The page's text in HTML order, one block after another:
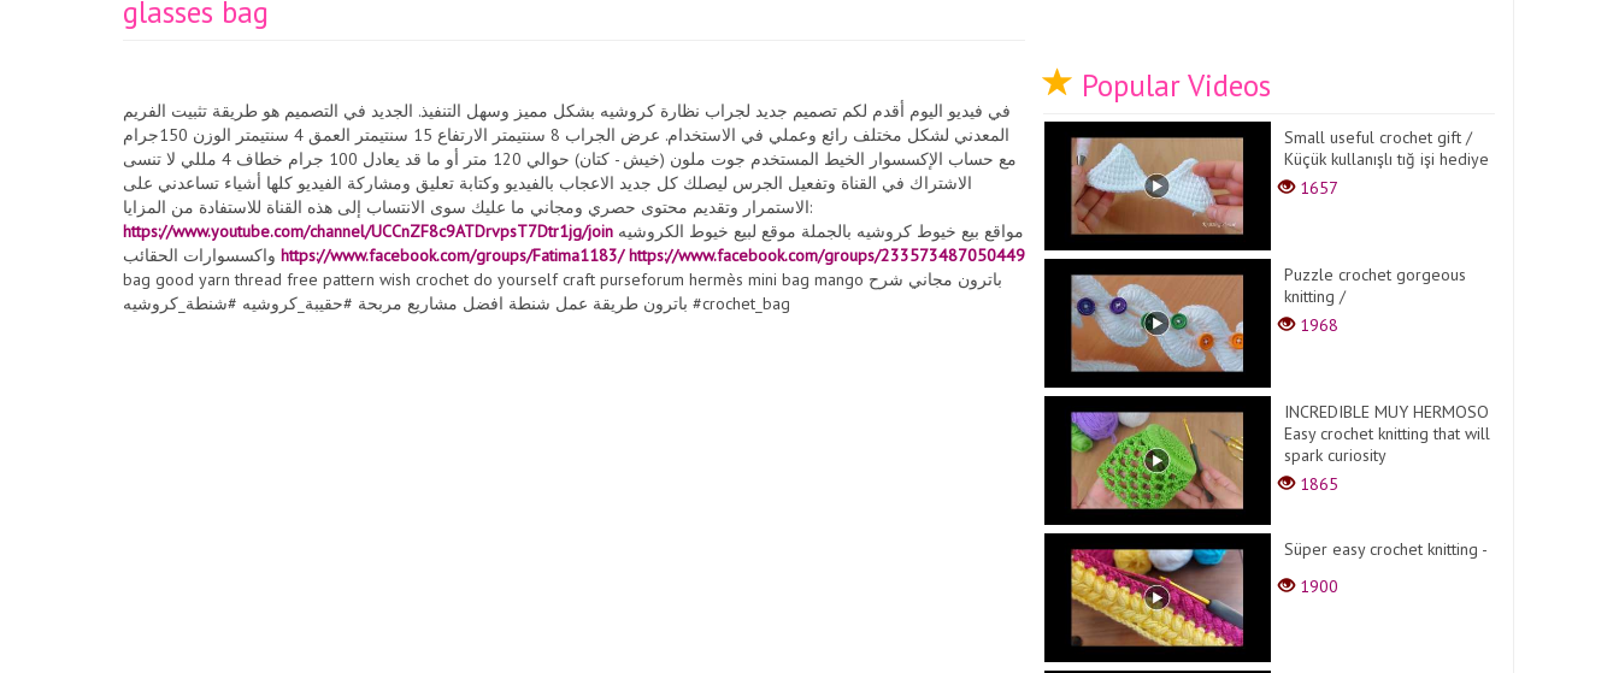
glasses bag
في فيديو اليوم أقدم لكم تصميم جديد لجراب نظارة كروشيه بشكل مميز وسهل التنفيذ. الجديد في التصميم هو طريقة تثبيت الفريم
المعدني لشكل مختلف رائع وعملي في الاستخدام. عرض الجراب 8 سنتيمتر الارتفاع 15 سنتيمتر العمق 4 سنتيمتر الوزن 150جرام
مع حساب الإكسسوار الخيط المستخدم جوت ملون (خيش - كتان) حوالي 120 متر أو ما قد يعادل 100 جرام خطاف 4 مللي لا تنسى
الاشتراك في القناة وتفعيل الجرس ليصلك كل جديد الاعجاب بالفيديو وكتابة تعليق ومشاركة الفيديو كلها أشياء تساعدني على
الاستمرار وتقديم محتوى حصري ومجاني ما عليك سوى الانتساب إلى هذه القناة للاستفادة من المزايا:
https://www.youtube.com/channel/UCCnZF8c9ATDrvpsT7Dtr1jg/join
https://www.facebook.com/groups/Fatima1183/ https://www.facebook.com/groups/233573487050449
bag good yarn thread free pattern wish crochet do yourself craft purseforum hermès mini bag mango باترون مجاني شرح
باترون طريقة عمل شنطة افضل مشاريع مربحة #حقيبة_كروشيه #شنطة_كروشيه #crochet_bag
Popular Videos
Small useful crochet gift /
Küçük kullanışlı tığ işi hediye
1657
Puzzle crochet gorgeous
knitting /
1968
INCREDIBLE MUY HERMOSO
Easy crochet knitting that will
spark curiosity
1865
Süper easy crochet knitting -
1900